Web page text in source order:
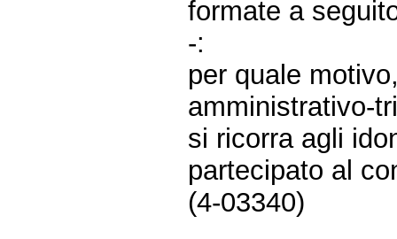
formate a
-:
per quale
amministrativo-
si ricorra agli
partecipato al
(4-03340)